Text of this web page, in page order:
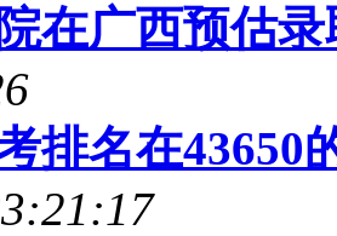
在广西预估
排名在43650